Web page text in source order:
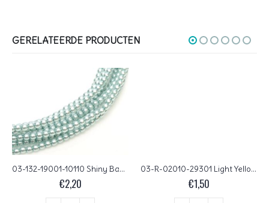
GERELATEERDE PRODUCTEN
03-132-19001-10110 Shiny Baby Blue Glass Pearl 150 Pc.
€2,20
03-R-02010-29301 Light Yellow Pastel Pearl round 3 mm. 100 Pc.
€1,50